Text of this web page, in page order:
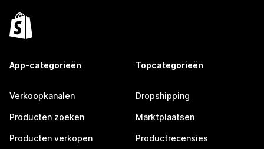
App-categorieën
Verkoopkanalen
Producten zoeken
Producten verkopen
Topcategorieën
Dropshipping
Marktplaatsen
Productrecensies